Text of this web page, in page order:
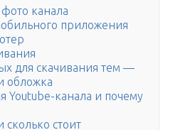
канала
приложения
для скачивания тем —
обложка
Youtube-канала и почему
сколько стоит